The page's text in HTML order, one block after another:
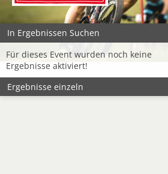
In Ergebnissen Suchen
Für dieses Event wurden noch keine
Ergebnisse aktiviert!
Ergebnisse einzeln